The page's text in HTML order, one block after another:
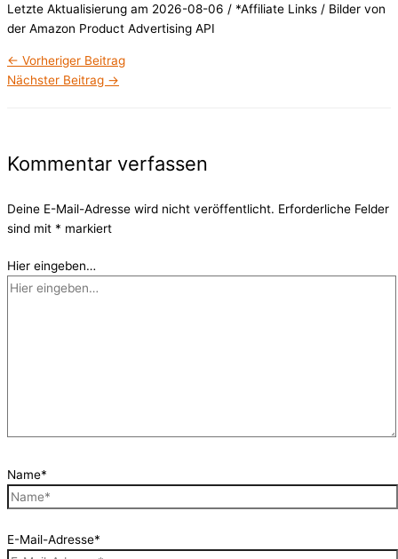
Letzte Aktualisierung am 2026-08-06 / *Affiliate Links / Bilder von
der Amazon Product Advertising API
← Vorheriger Beitrag
Nächster Beitrag →
Kommentar verfassen
Deine E-Mail-Adresse wird nicht veröffentlicht. Erforderliche Felder
sind mit * markiert
Hier eingeben…
Name*
E-Mail-Adresse*